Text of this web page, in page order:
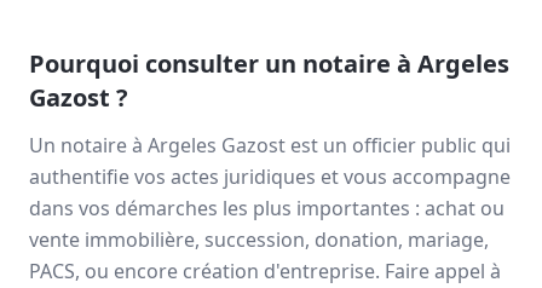
Pourquoi consulter un notaire à Argeles
Gazost ?
Un notaire à Argeles Gazost est un officier public qui
authentifie vos actes juridiques et vous accompagne
dans vos démarches les plus importantes : achat ou
vente immobilière, succession, donation, mariage,
PACS, ou encore création d'entreprise. Faire appel à